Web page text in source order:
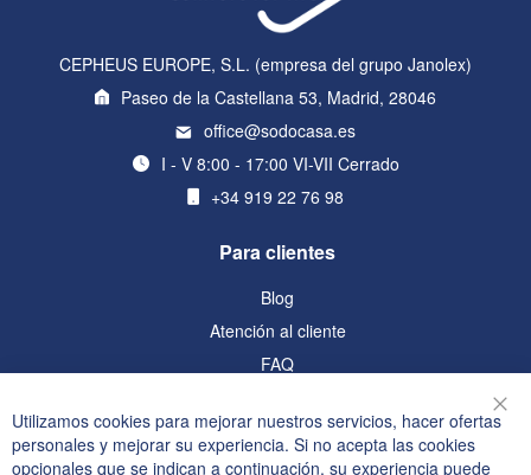
CEPHEUS EUROPE, S.L. (empresa del grupo Janolex)
Paseo de la Castellana 53, Madrid, 28046
office@sodocasa.es
I - V 8:00 - 17:00 VI-VII Cerrado
+34 919 22 76 98
Para clientes
Blog
Atención al cliente
FAQ
Información
Política de privacidad y cookies
Utilizamos cookies para mejorar nuestros servicios, hacer ofertas
personales y mejorar su experiencia. Si no acepta las cookies
opcionales que se indican a continuación, su experiencia puede